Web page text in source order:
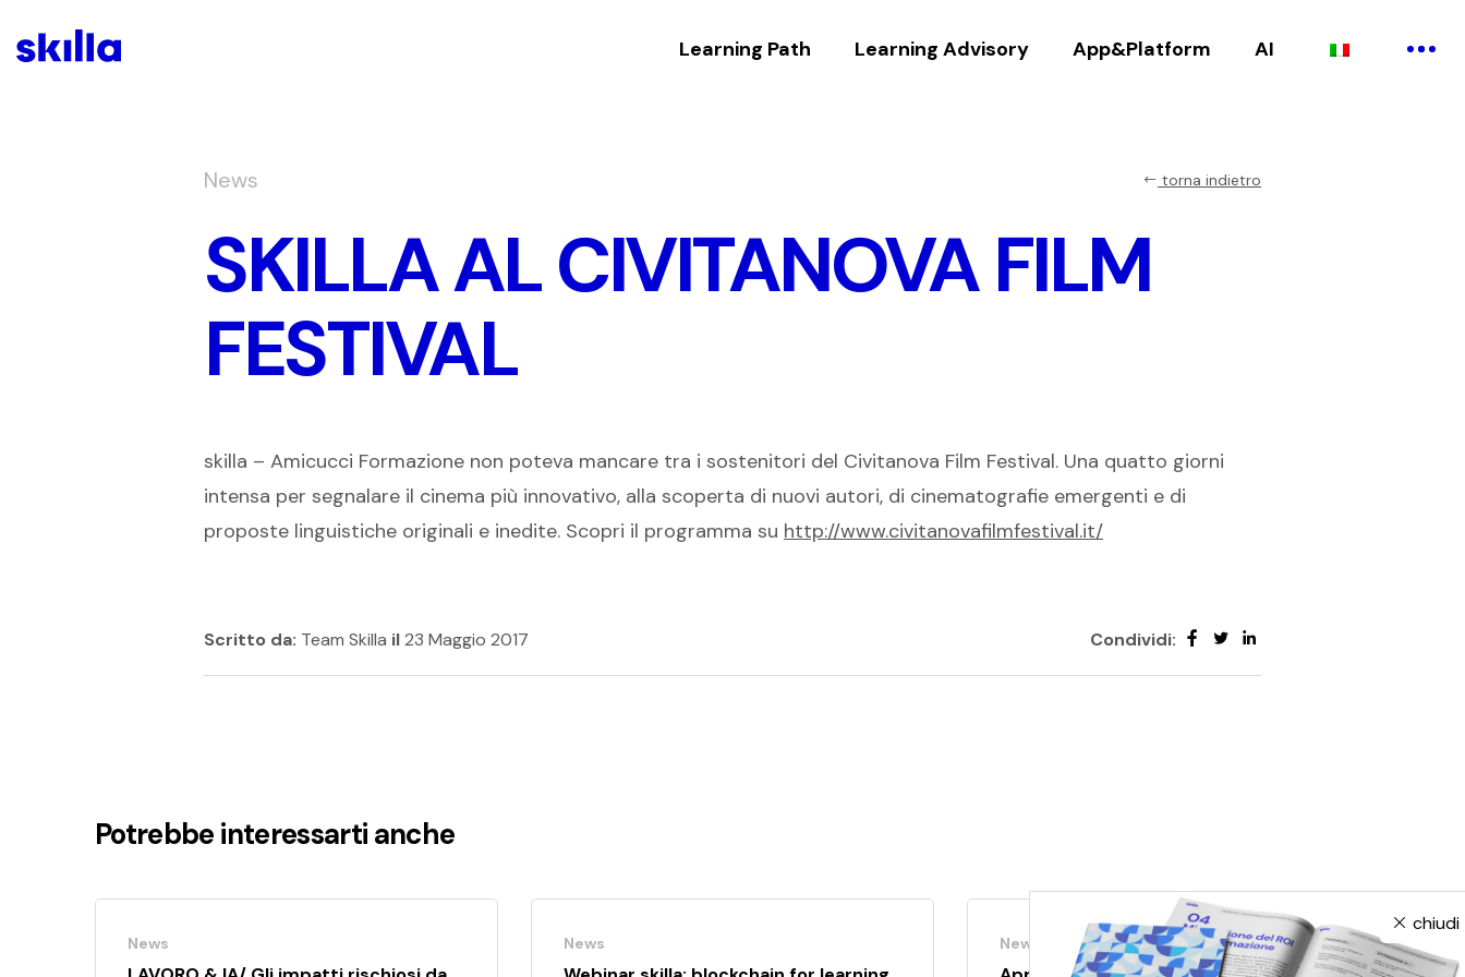
Learning Path Learning Advisory App&Platform AI
News torna indietro
SKILLA AL CIVITANOVA FILM
FESTIVAL
skilla – Amicucci Formazione non poteva mancare tra i sostenitori del Civitanova Film Festival. Una quatto giorni
intensa per segnalare il cinema più innovativo, alla scoperta di nuovi autori, di cinematografie emergenti e di
proposte linguistiche originali e inedite. Scopri il programma su http://www.civitanovafilmfestival.it/
Scritto da: Team Skilla il23 Maggio 2017 Condividi:
Potrebbe interessarti anche
News News News
chiudi